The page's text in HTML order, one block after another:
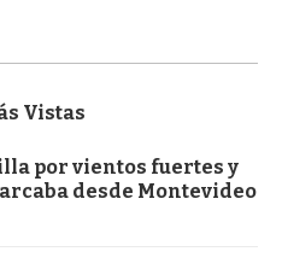
Vistas
por vientos fuertes y
desde Montevideo